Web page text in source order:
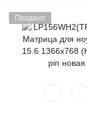
Продано